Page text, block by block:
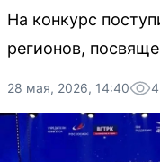
На конкурс
регионов,
28 мая, 2026, 14:40 4